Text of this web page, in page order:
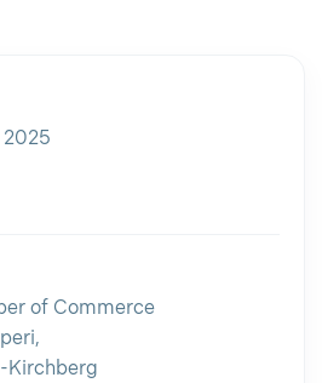
2025
of Commerce
Kirchberg